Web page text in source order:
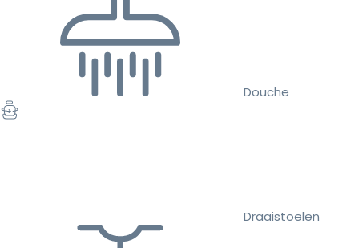
Douche
Draaistoelen